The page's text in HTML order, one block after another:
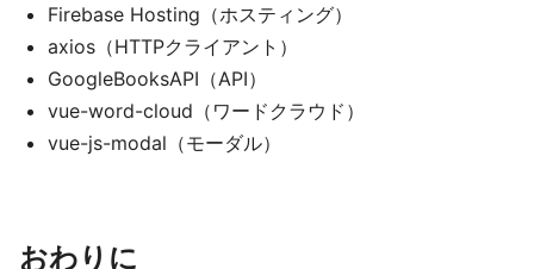
Firebase Hosting（ホスティング）
axios（HTTPクライアント）
GoogleBooksAPI（API）
vue-word-cloud（ワードクラウド）
vue-js-modal（モーダル）
おわりに